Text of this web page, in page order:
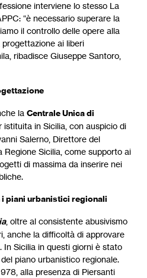
interviene lo stesso La
“è necessario superare la
il controllo delle opere alla
ai liberi
ribadisce Giuseppe Santoro,
la Centrale Unica di
istituita in Sicilia, con auspicio di
Salerno, Direttore del
Sicilia, come supporto ai
di massima da inserire nei
piani urbanistici regionali
, oltre al consistente abusivismo
anche la difficoltà di approvare
In Sicilia in questi giorni è stato
piano urbanistico regionale.
alla presenza di Piersanti